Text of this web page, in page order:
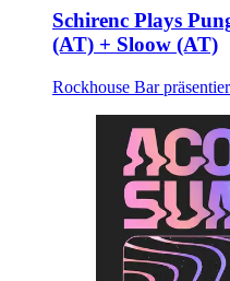
Schirenc Plays
(AT) + Sloow (AT)
Rockhouse Bar